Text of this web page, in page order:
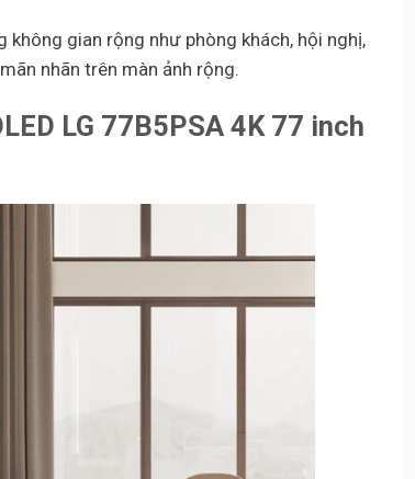
gian rộng như phòng khách, hội nghị,
nhãn trên màn ảnh rộng.
LG 77B5PSA 4K 77 inch